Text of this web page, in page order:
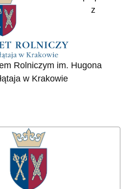
z
Rolniczym im. Hugona
w Krakowie